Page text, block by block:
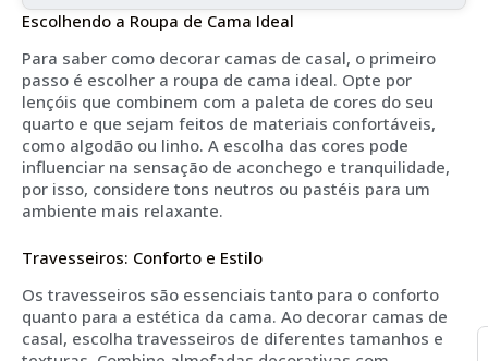
Escolhendo a Roupa de Cama Ideal
Para saber como decorar camas de casal, o primeiro
passo é escolher a roupa de cama ideal. Opte por
lençóis que combinem com a paleta de cores do seu
quarto e que sejam feitos de materiais confortáveis,
como algodão ou linho. A escolha das cores pode
influenciar na sensação de aconchego e tranquilidade,
por isso, considere tons neutros ou pastéis para um
ambiente mais relaxante.
Travesseiros: Conforto e Estilo
Os travesseiros são essenciais tanto para o conforto
quanto para a estética da cama. Ao decorar camas de
casal, escolha travesseiros de diferentes tamanhos e